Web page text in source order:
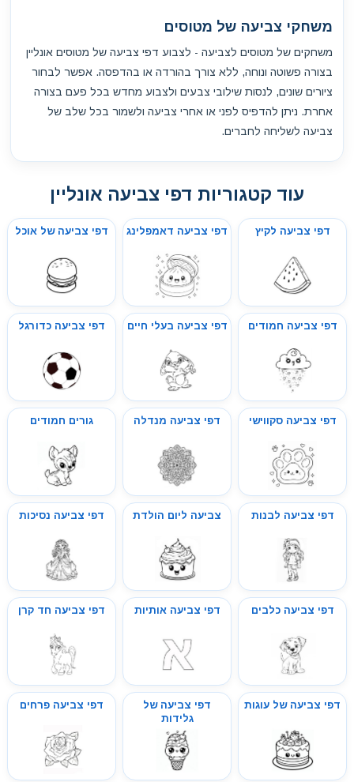
משחקי צביעה של מטוסים
משחקים של מטוסים לצביעה - לצבוע דפי צביעה של מטוסים אונליין
בצורה פשוטה ונוחה, ללא צורך בהורדה או בהדפסה. אפשר לבחור
ציורים שונים, לנסות שילובי צבעים ולצבוע מחדש בכל פעם בצורה
אחרת. ניתן להדפיס לפני או אחרי צביעה ולשמור בכל שלב של
צביעה לשליחה לחברים.
עוד קטגוריות דפי צביעה אונליין
דפי צביעה לקיץ דפי צביעה דאמפלינג דפי צביעה של אוכל
דפי צביעה חמודים דפי צביעה בעלי חיים דפי צביעה כדורגל
דפי צביעה סקווישי דפי צביעה מנדלה גורים חמודים
דפי צביעה לבנות צביעה ליום הולדת דפי צביעה נסיכות
דפי צביעה כלבים דפי צביעה אותיות דפי צביעה חד קרן
דפי צביעה של עוגות
דפי צביעה של
גלידות
דפי צביעה פרחים